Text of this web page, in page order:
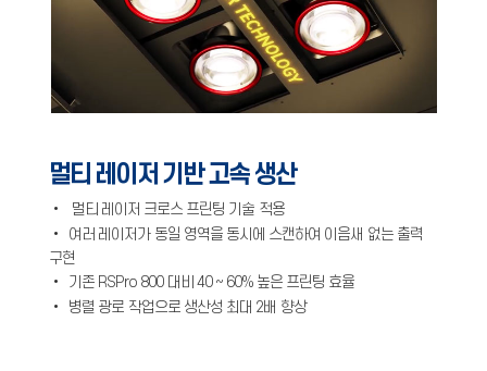
멀티 레이저 기반 고속 생산
• 멀티 레이저 크로스 프린팅 기술 적용
• 여러 레이저가 동일 영역을 동시에 스캔하여 이음새 없는 출력
구현
• 기존 RSPro 800 대비 40 ~ 60% 높은 프린팅 효율
• 병렬 광로 작업으로 생산성 최대 2배 향상